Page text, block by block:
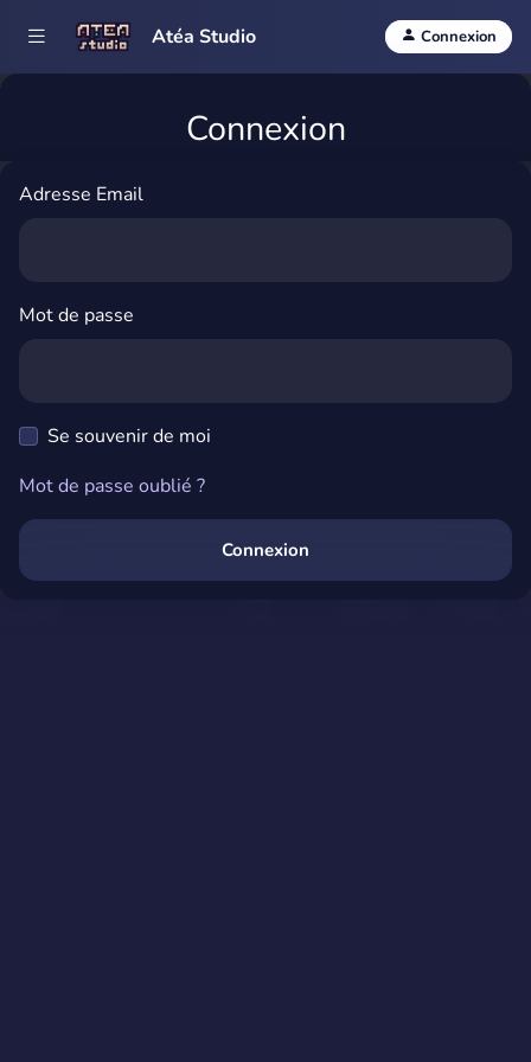
Atéa Studio Connexion
Connexion
Adresse Email
Mot de passe
Se souvenir de moi
Mot de passe oublié ?
Connexion